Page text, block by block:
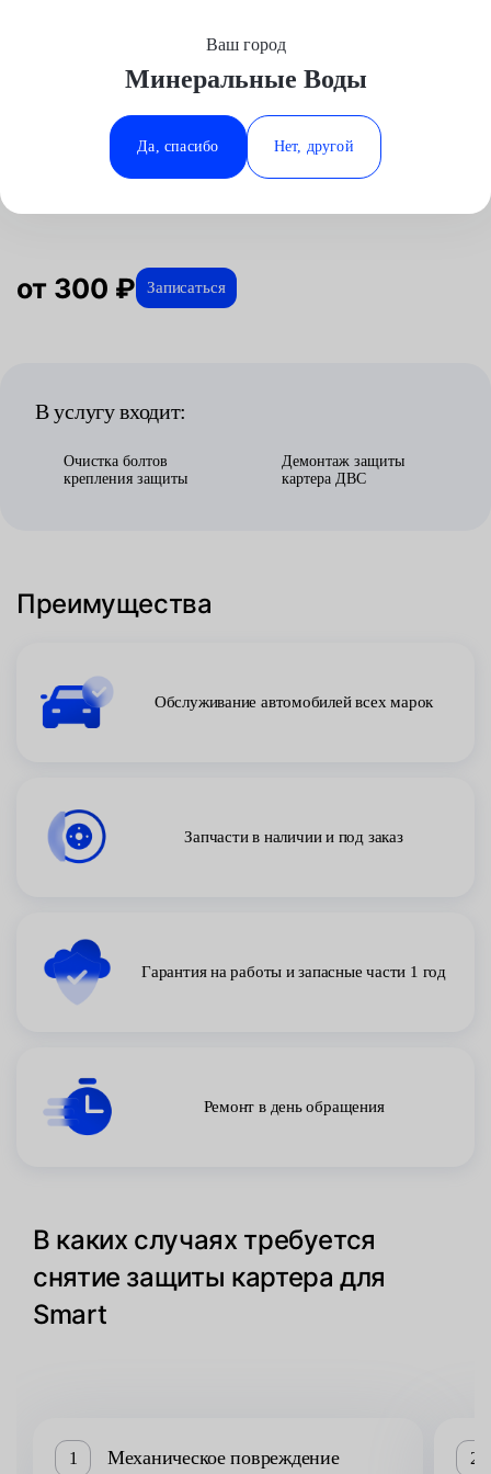
Минеральные Воды
Ростов-на-Дону
Ставрополь
Ваш город
Минеральные Воды
Да, спасибо Нет, другой
Услуги ОтзывыАвтосервис
Снятие защиты картера для Smart
в Минеральных водах
от 300 ₽ Записаться
В услугу входит:
Очистка болтов
крепления защиты
Демонтаж защиты
картера ДВС
Преимущества
Обслуживание автомобилей всех марок
Запчасти в наличии и под заказ
Гарантия на работы и запасные части 1 год
Ремонт в день обращения
В каких случаях требуется
снятие защиты картера для
Smart
1 Механическое повреждение 2